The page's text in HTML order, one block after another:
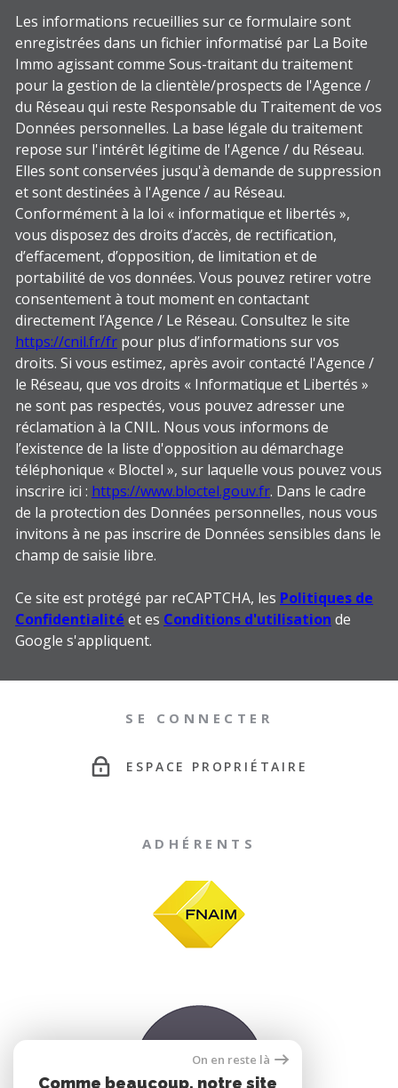
Les informations recueillies sur ce formulaire sont
enregistrées dans un fichier informatisé par La Boite
Immo agissant comme Sous-traitant du traitement
pour la gestion de la clientèle/prospects de l'Agence /
du Réseau qui reste Responsable du Traitement de vos
Données personnelles. La base légale du traitement
repose sur l'intérêt légitime de l'Agence / du Réseau.
Elles sont conservées jusqu'à demande de suppression
et sont destinées à l'Agence / au Réseau.
Conformément à la loi « informatique et libertés »,
vous disposez des droits d’accès, de rectification,
d’effacement, d’opposition, de limitation et de
portabilité de vos données. Vous pouvez retirer votre
consentement à tout moment en contactant
directement l’Agence / Le Réseau. Consultez le site
https://cnil.fr/fr pour plus d’informations sur vos
droits. Si vous estimez, après avoir contacté l'Agence /
le Réseau, que vos droits « Informatique et Libertés »
ne sont pas respectés, vous pouvez adresser une
réclamation à la CNIL. Nous vous informons de
l’existence de la liste d'opposition au démarchage
téléphonique « Bloctel », sur laquelle vous pouvez vous
inscrire ici : https://www.bloctel.gouv.fr. Dans le cadre
de la protection des Données personnelles, nous vous
invitons à ne pas inscrire de Données sensibles dans le
champ de saisie libre.
Ce site est protégé par reCAPTCHA, les Politiques de
Confidentialité et es Conditions d'utilisation de
Google s'appliquent.
SE CONNECTER
ESPACE PROPRIÉTAIRE
ADHÉRENTS
On en reste là
Comme beaucoup, notre site